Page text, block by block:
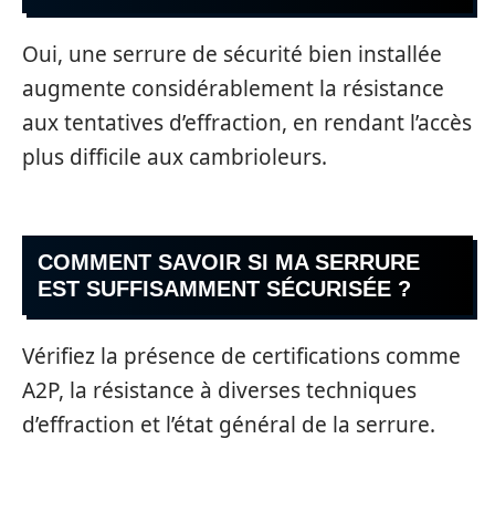
Oui, une serrure de sécurité bien installée
augmente considérablement la résistance
aux tentatives d’effraction, en rendant l’accès
plus difficile aux cambrioleurs.
COMMENT SAVOIR SI MA SERRURE
EST SUFFISAMMENT SÉCURISÉE ?
Vérifiez la présence de certifications comme
A2P, la résistance à diverses techniques
d’effraction et l’état général de la serrure.